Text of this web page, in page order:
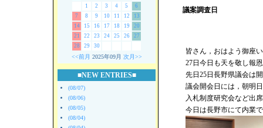
1
2 3 4 5
6
7
8 9 10 11 12
13
14
15 16 17 18 19
20
21
22 23 24 25 26
27
28
29 30
<<前月 2025年09月 次月>>
■NEW ENTRIES■
(08/07)
(08/06)
(08/05)
(08/04)
議案調査日
皆さん，おはよう御座
27日今日も天を敬し報
先日25日長野県議会は
議会開会日には，朝明
入札制度研究会など出
今日は長野市にて内業